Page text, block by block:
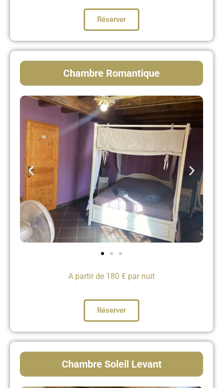
Réserver
Chambre Romantique
A partir de 180 € par nuit
Réserver
Chambre Soleil Levant